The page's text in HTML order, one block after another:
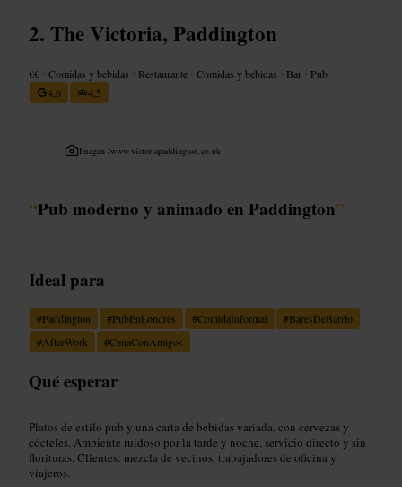
The Victoria, Paddington
€€ •Comidas y bebidas • Restaurante •Comidas y bebidas • Bar • Pub
4,6
4,5
Imagen /www.victoriapaddington.co.uk
“Pub moderno y animado en Paddington”
Ideal para
#Paddington #PubEnLondres #ComidaInformal #BaresDeBarrio
#AfterWork #CenaConAmigos
Qué esperar
Platos de estilo pub y una carta de bebidas variada, con cervezas y
cócteles. Ambiente ruidoso por la tarde y noche, servicio directo y sin
florituras. Clientes: mezcla de vecinos, trabajadores de oficina y
viajeros.